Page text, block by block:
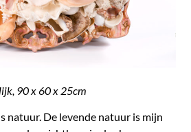
90 x 60 x 25cm
natuur. De levende natuur is mijn